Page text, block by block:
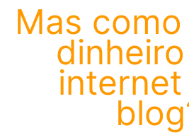
Mas
internet